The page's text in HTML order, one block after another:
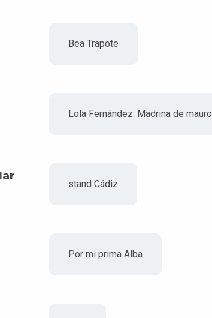
Bea Trapote
Lola Fernández. Madrina de mauro
stand Cádiz
Por mi prima Alba